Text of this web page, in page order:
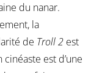
du nanar.
la
de Troll 2est
cinéaste est d’une